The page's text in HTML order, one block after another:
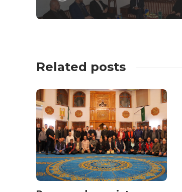
Related posts